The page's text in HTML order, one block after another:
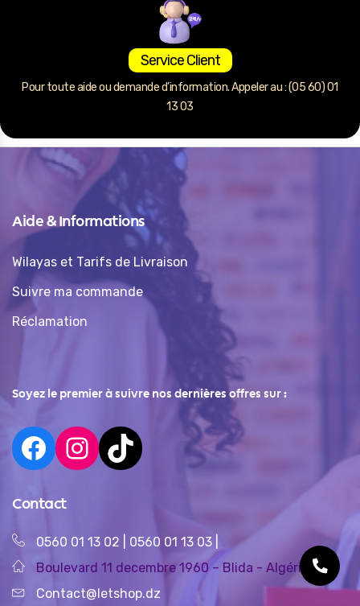
Service Client
Pour toute aide ou demande d’information. Appeler au : (05 60) 01
13 03
Aide & Informations
Wilayas et Tarifs de Livraison
Suivre ma commande
Réclamation
Soyez le premier à suivre nos dernières offres sur :
Contact
0560 01 13 02 0560 01 13 03
Boulevard 11 decembre 1960 – Blida - Algérie
Contact@letshop.dz